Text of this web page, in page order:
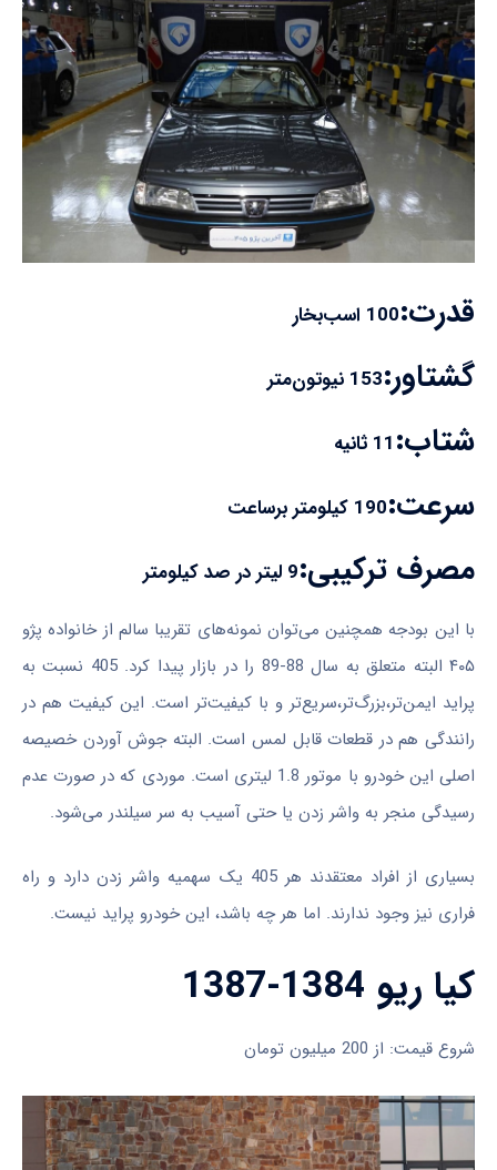
قدرت:100 اسب‌بخار
گشتاور:153 نیوتون‌متر
شتاب:11 ثانیه
سرعت:190 کیلومتر برساعت
مصرف ترکیبی:9 لیتر در صد کیلومتر
با این بودجه همچنین می‌توان نمونه‌های تقریبا سالم از خانواده پژو
۴۰۵ البته متعلق به سال 88-89 را در بازار پیدا کرد. 405 نسبت به
پراید ایمن‌تر،بزرگ‌تر،سریع‌تر و با کیفیت‌تر است. این کیفیت هم در
رانندگی هم در قطعات قابل لمس است. البته جوش آوردن خصیصه
اصلی این خودرو با موتور 1.8 لیتری است. موردی که در صورت عدم
رسیدگی منجر به واشر زدن یا حتی آسیب به سر سیلندر می‌شود.
بسیاری از افراد معتقدند هر 405 یک سهمیه واشر زدن دارد و راه
فراری نیز وجود ندارند. اما هر چه باشد، این خودرو پراید نیست.
کیا ریو 1384-1387
شروع قیمت: از 200 میلیون تومان